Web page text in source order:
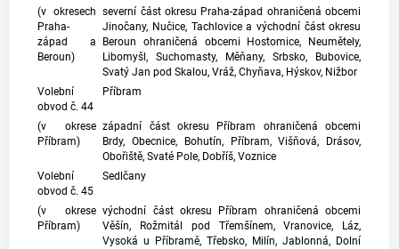
(v okresech
Praha-
západ a
Beroun)
severní část okresu Praha-západ ohraničená obcemi
Jinočany, Nučice, Tachlovice a východní část okresu
Beroun ohraničená obcemi Hostomice, Neumětely,
Libomyšl, Suchomasty, Měňany, Srbsko, Bubovice,
Svatý Jan pod Skalou, Vráž, Chyňava, Hýskov, Nižbor
Volební
obvod č. 44
Příbram
(v okrese
Příbram)
západní část okresu Příbram ohraničená obcemi
Brdy, Obecnice, Bohutín, Příbram, Višňová, Drásov,
Obořiště, Svaté Pole, Dobříš, Voznice
Volební
obvod č. 45
Sedlčany
(v okrese
Příbram)
východní část okresu Příbram ohraničená obcemi
Věšín, Rožmitál pod Třemšínem, Vranovice, Láz,
Vysoká u Příbramě, Třebsko, Milín, Jablonná, Dolní